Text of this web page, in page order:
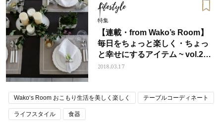
Lifestyle
特集
【連載・from Wako’s Room】
毎日をちょっと楽しく・ちょっ
と幸せにするアイテム ~ vol.2白
い器
2018.03.17
Wako‘s Room おこもり生活を美しく楽しく テーブルコーディネート
ライフスタイル 食器